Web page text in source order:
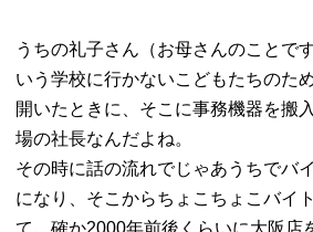
うちの礼子さん（お母さんのことで
いう学校に行かないこどもたちのた
開いたときに、そこに事務機器を搬
場の社長なんだよね。
その時に話の流れでじゃあうちでバ
になり、そこからちょこちょこバイ